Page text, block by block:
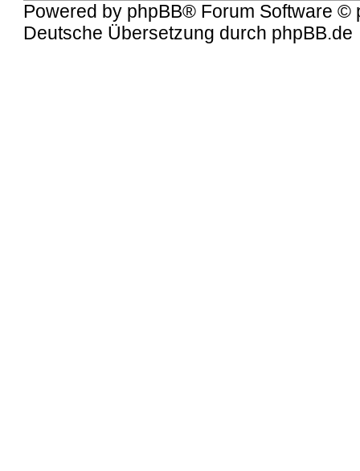
Powered by phpBB® Forum Software ©
Deutsche Übersetzung durch phpBB.de